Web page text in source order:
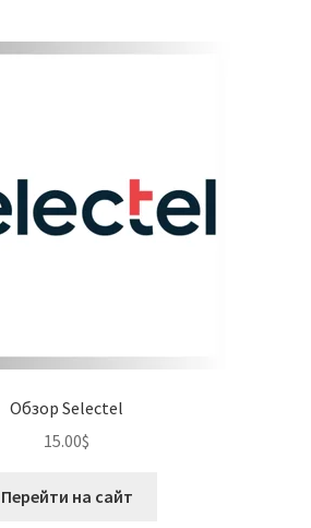
Обзор Selectel
15.00$
Перейти на сайт